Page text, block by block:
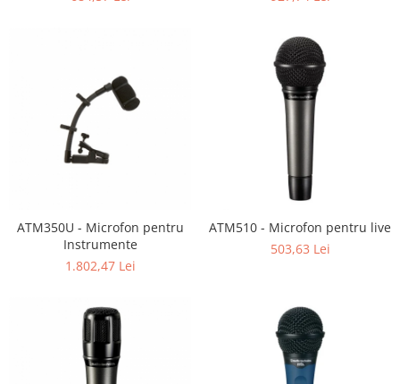
Accesorii mixere
Mixere analogice
Mixere digitale
Mixere pentru DJ
Stative pentru Microfoane
ATM350U - Microfon pentru
Instrumente
1.802,47 Lei
ATM510 - Microfon pentru live
503,63 Lei